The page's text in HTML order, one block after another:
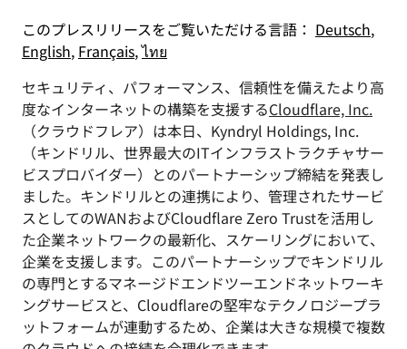
このプレスリリースをご覧いただける言語： Deutsch,
English, Français,ไทย
セキュリティ、パフォーマンス、信頼性を備えたより高
度なインターネットの構築を支援するCloudflare, Inc.
（クラウドフレア）は本日、Kyndryl Holdings, Inc.
（キンドリル、世界最大のITインフラストラクチャサー
ビスプロバイダー）とのパートナーシップ締結を発表し
ました。キンドリルとの連携により、管理されたサービ
スとしてのWANおよびCloudflare Zero Trustを活用し
た企業ネットワークの最新化、スケーリングにおいて、
企業を支援します。このパートナーシップでキンドリル
の専門とするマネージドエンドツーエンドネットワーキ
ングサービスと、Cloudflareの堅牢なテクノロジープラ
ットフォームが連動するため、企業は大きな規模で複数